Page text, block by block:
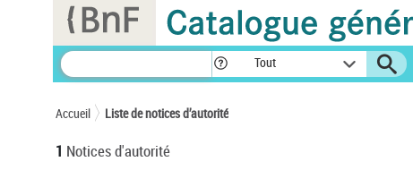
Tout
Accueil Liste de notices d’autorité
1 Notices d'autorité
Panneau de gestion des cookies